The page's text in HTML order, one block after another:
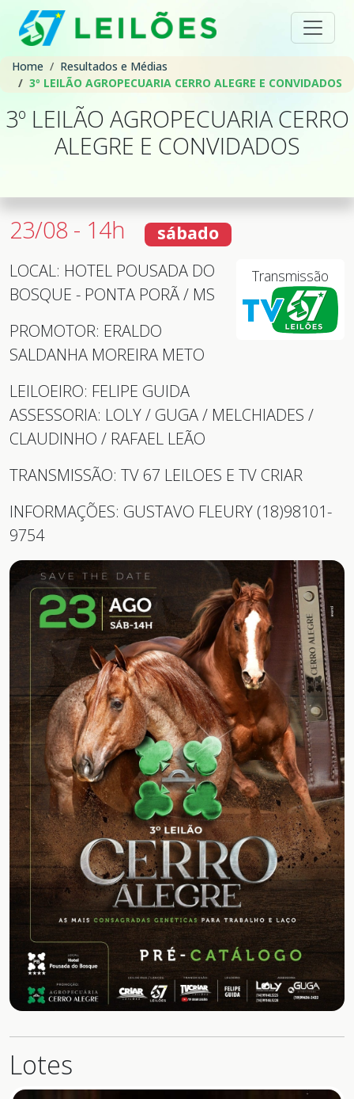
Home
Resultados e Médias
3º LEILÃO AGROPECUARIA CERRO ALEGRE E CONVIDADOS
3º LEILÃO AGROPECUARIA CERRO
ALEGRE E CONVIDADOS
23/08 - 14h sábado
Transmissão
LOCAL: HOTEL POUSADA DO
BOSQUE - PONTA PORÃ / MS
PROMOTOR: ERALDO
SALDANHA MOREIRA METO
LEILOEIRO: FELIPE GUIDA
ASSESSORIA: LOLY / GUGA / MELCHIADES /
CLAUDINHO / RAFAEL LEÃO
TRANSMISSÃO: TV 67 LEILOES E TV CRIAR
INFORMAÇÕES: GUSTAVO FLEURY (18)98101-
9754
Lotes